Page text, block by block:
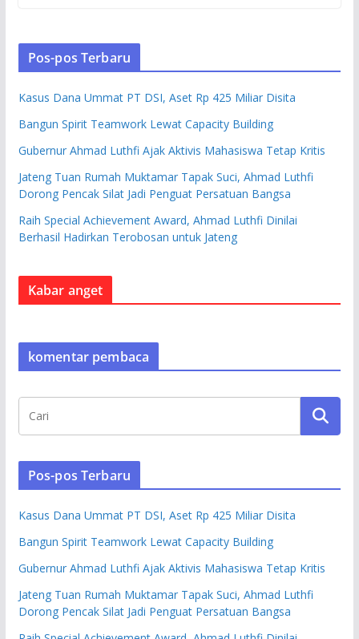
Pos-pos Terbaru
Kasus Dana Ummat PT DSI, Aset Rp 425 Miliar Disita
Bangun Spirit Teamwork Lewat Capacity Building
Gubernur Ahmad Luthfi Ajak Aktivis Mahasiswa Tetap Kritis
Jateng Tuan Rumah Muktamar Tapak Suci, Ahmad Luthfi
Dorong Pencak Silat Jadi Penguat Persatuan Bangsa
Raih Special Achievement Award, Ahmad Luthfi Dinilai
Berhasil Hadirkan Terobosan untuk Jateng
Kabar anget
komentar pembaca
Pos-pos Terbaru
Kasus Dana Ummat PT DSI, Aset Rp 425 Miliar Disita
Bangun Spirit Teamwork Lewat Capacity Building
Gubernur Ahmad Luthfi Ajak Aktivis Mahasiswa Tetap Kritis
Jateng Tuan Rumah Muktamar Tapak Suci, Ahmad Luthfi
Dorong Pencak Silat Jadi Penguat Persatuan Bangsa